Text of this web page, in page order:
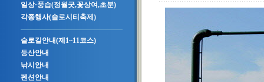
일상·풍습(정월굿,꽃상여,초분)
각종행사(슬로시티축제)
슬로길안내(제1~11코스)
등산안내
낚시안내
펜션안내